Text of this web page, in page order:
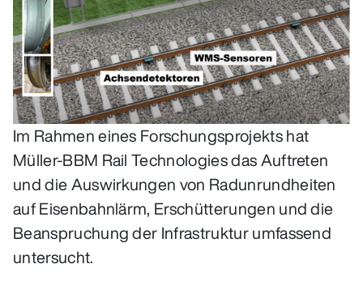
Im Rahmen eines Forschungsprojekts hat
Müller-BBM Rail Technologies das Auftreten
und die Auswirkungen von Radunrundheiten
auf Eisenbahnlärm, Erschütterungen und die
Beanspruchung der Infrastruktur umfassend
untersucht.